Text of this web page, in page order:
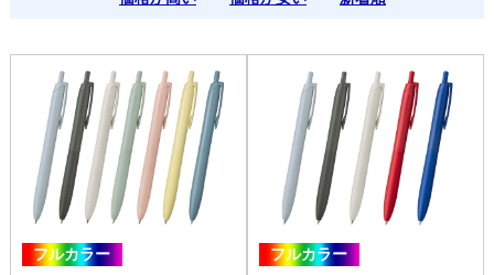
フルカラー フルカラー